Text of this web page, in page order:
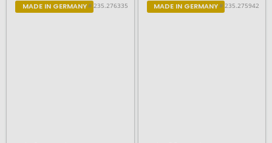
MADE IN GERMANY# 235.276335 MADE IN GERMANY# 235.275942